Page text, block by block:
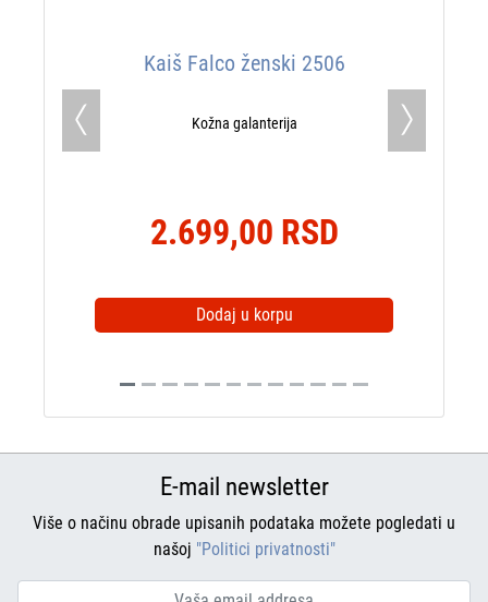
Kaiš Falco ženski 2506
Kožna galanterija
2.699,00 RSD
Dodaj u korpu
Previous Next
E-mail newsletter
Više o načinu obrade upisanih podataka možete pogledati u
našoj "Politici privatnosti"